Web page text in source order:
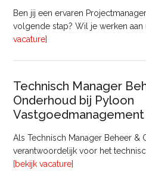
Ben jij een ervaren
volgende stap? Wil je werken aan
vacature]
Technisch Manager
Onderhoud bij Pyloon
Vastgoedmanagement
Als Technisch Manager Beheer &
verantwoordelijk voor het
[bekijk vacature]